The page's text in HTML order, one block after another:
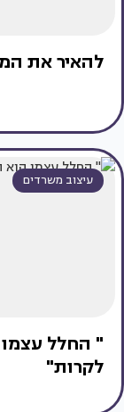
להאיר את
עיצוב משרדים
" החלל
לקרות"